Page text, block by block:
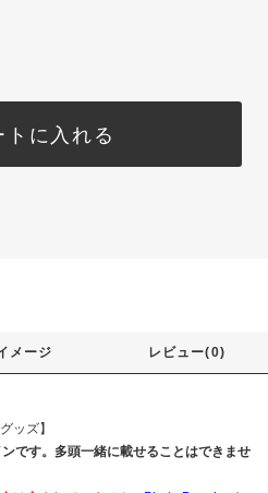
トに入れる
メージ レビュー(0)
ッズ】
です。多頭一緒に載せることはできませ